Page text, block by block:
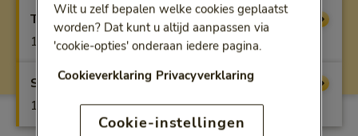
Topfit Vergoeding
100%
Superfit Vergoeding
100%
Wilt u zelf bepalen welke cookies geplaatst
worden? Dat kunt u altijd aanpassen via
'cookie-opties' onderaan iedere pagina.
Cookieverklaring Privacyverklaring
Cookie-instellingen